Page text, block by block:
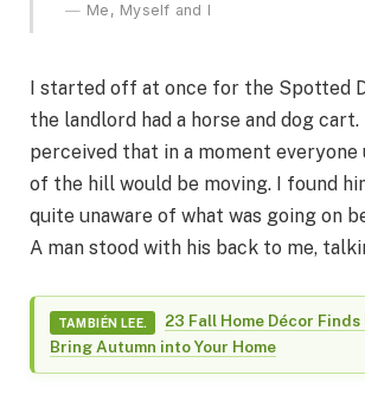
Me, Myself and I
I started off at once for the Spotted
the landlord had a horse and dog cart.
perceived that in a moment everyone
of the hill would be moving. I found
quite unaware of what was going on
A man stood with his back to me,
TAMBIÉN LEE.
23 Fall Home Décor
Bring Autumn into Your Home